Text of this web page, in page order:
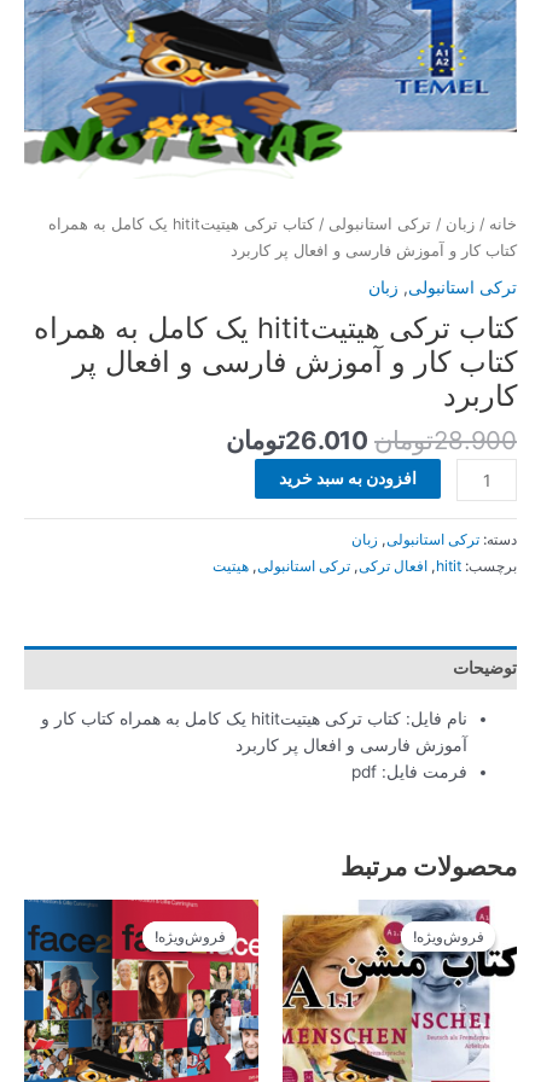
خانه / زبان / ترکی استانبولی
/ کتاب ترکی هیتیتhitit یک کامل به همراه
کتاب کار و آموزش فارسی و افعال پر کاربرد
ترکی استانبولی, زبان
کتاب ترکی هیتیتhitit یک کامل به همراه
کتاب کار و آموزش فارسی و افعال پر
کاربرد
28.900تومان 26.010تومان
فارسی
و
افعال
کاربرد
افزودن به سبد خرید
دسته: ترکی استانبولی, زبان
برچسب: hitit
, افعال ترکی, ترکی استانبولی, هیتیت
توضیحات
نام فایل: کتاب ترکی هیتیتhitit یک کامل به همراه کتاب کار و
آموزش فارسی و افعال پر کاربرد
فرمت فایل: pdf
محصولات مرتبط
فروش‌ویژه!
فروش‌ویژه!
قیمت
اصلی
100.000تومان
بود.
فعلی
90.000تومان
است.
فروش‌ویژه!
فروش‌ویژه!
قیمت
اصلی
28.900تومان
بود.
قیمت
26.010تومان
است.